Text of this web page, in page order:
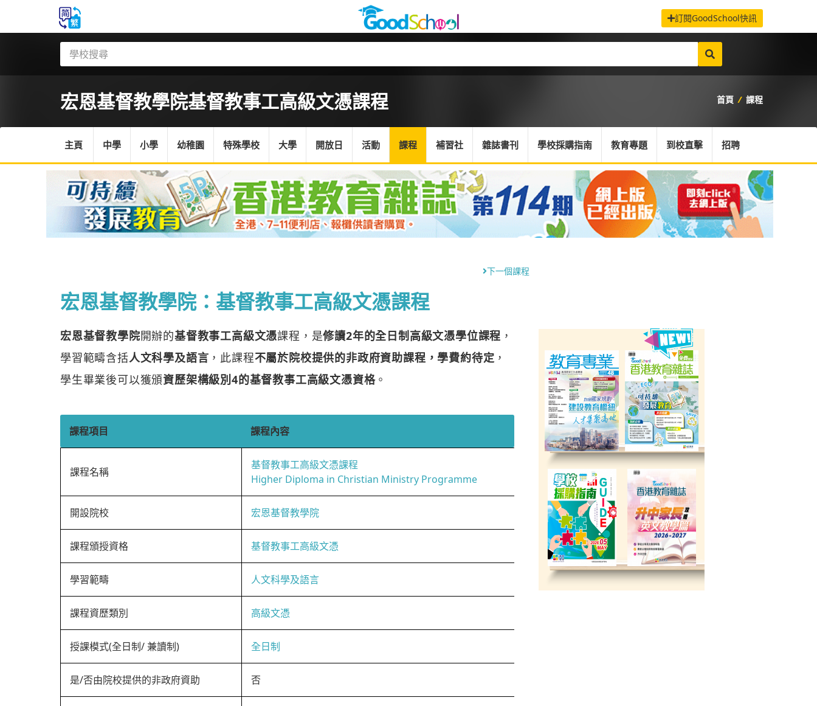
訂閱GoodSchool快訊
宏恩基督教學院基督教事工高級文憑課程 首頁 / 課程
主頁 中學 小學 幼稚園 特殊學校 大學 開放日 活動 課程 補習社 雜誌書刊 學校採購指南 教育專題 到校直擊 招聘
下一個課程
宏恩基督教學院：基督教事工高級文憑課程
宏恩基督教學院開辦的基督教事工高級文憑課程，是修讀2年的全日制高級文憑學位課程 ，
學習範疇含括人文科學及語言 ，此課程不屬於院校提供的非政府資助課程，學費約待定 ，
學生畢業後可以獲頒資歷架構級別4的基督教事工高級文憑資格。
課程項目 課程內容
課程名稱
基督教事工高級文憑課程
Higher Diploma in Christian Ministry Programme
開設院校 宏恩基督教學院
課程頒授資格 基督教事工高級文憑
學習範疇 人文科學及語言
課程資歷類別 高級文憑
授課模式(全日制/ 兼讀制) 全日制
是/否由院校提供的非政府資助 否